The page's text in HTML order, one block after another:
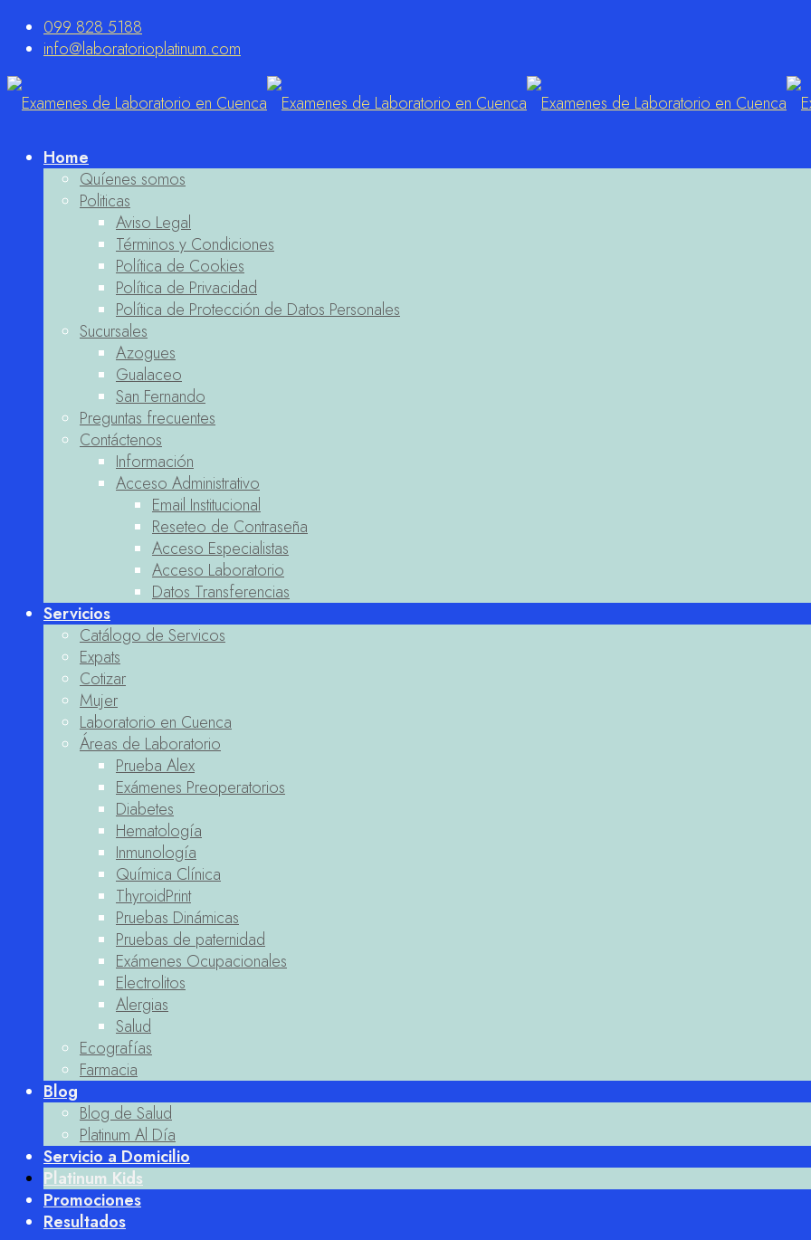
099 828 5188
info@laboratorioplatinum.com
Home
Quíenes somos
Politicas
Aviso Legal
Términos y Condiciones
Política de Cookies
Política de Privacidad
Política de Protección de Datos Personales
Sucursales
Azogues
Gualaceo
San Fernando
Preguntas frecuentes
Contáctenos
Información
Acceso Administrativo
Email Institucional
Reseteo de Contraseña
Acceso Especialistas
Acceso Laboratorio
Datos Transferencias
Servicios
Catálogo de Servicos
Expats
Cotizar
Mujer
Laboratorio en Cuenca
Áreas de Laboratorio
Prueba Alex
Exámenes Preoperatorios
Diabetes
Hematología
Inmunología
Química Clínica
ThyroidPrint
Pruebas Dinámicas
Pruebas de paternidad
Exámenes Ocupacionales
Electrolitos
Alergias
Salud
Ecografías
Farmacia
Blog
Blog de Salud
Platinum Al Día
Servicio a Domicilio
Platinum Kids
Promociones
Resultados